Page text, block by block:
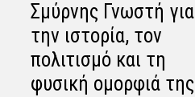
Σμύρνης Γνωστή για
την ιστορία, τον
πολιτισμό και τη
φυσική ομορφιά της